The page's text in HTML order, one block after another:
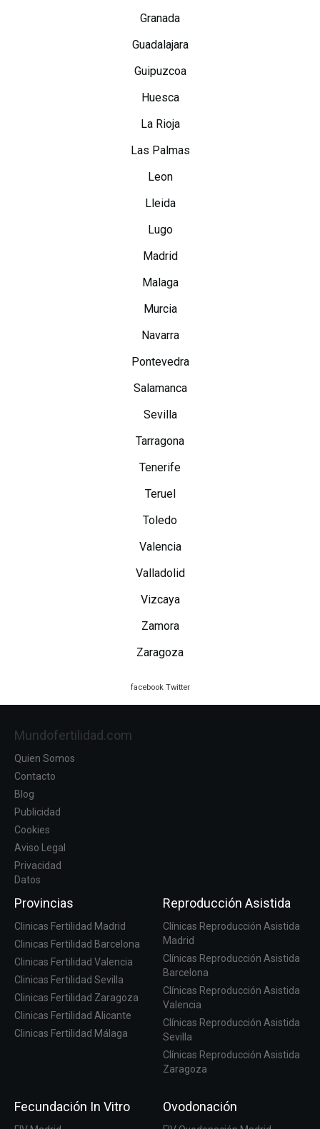
Granada
Guadalajara
Guipuzcoa
Huesca
La Rioja
Las Palmas
Leon
Lleida
Lugo
Madrid
Malaga
Murcia
Navarra
Pontevedra
Salamanca
Sevilla
Tarragona
Tenerife
Teruel
Toledo
Valencia
Valladolid
Vizcaya
Zamora
Zaragoza
facebook Twitter
Mundofertilidad.com
Quien Somos
Contacto
Blog
Publicidad
Cookies
Aviso Legal
Privacidad
Datos
Provincias
Clinicas Fertilidad Madrid
Clinicas Fertilidad Barcelona
Clinicas Fertilidad Valencia
Clinicas Fertilidad Sevilla
Clinicas Fertilidad Zaragoza
Clinicas Fertilidad Alicante
Clinicas Fertilidad Málaga
Reproducción Asistida
Clínicas Reproducción Asistida
Madrid
Clínicas Reproducción Asistida
Barcelona
Clínicas Reproducción Asistida
Valencia
Clínicas Reproducción Asistida
Sevilla
Clínicas Reproducción Asistida
Zaragoza
Fecundación In Vitro Ovodonación